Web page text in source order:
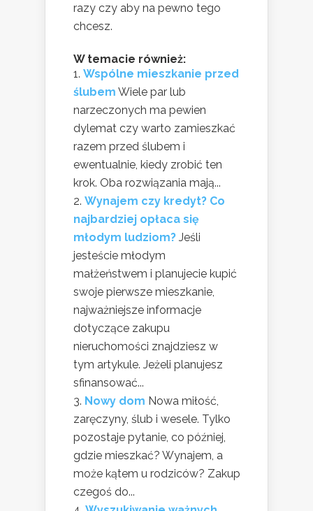
razy czy aby na pewno tego
chcesz.
W temacie również:
Wspólne mieszkanie przed
ślubem Wiele par lub
narzeczonych ma pewien
dylemat czy warto zamieszkać
razem przed ślubem i
ewentualnie, kiedy zrobić ten
krok. Oba rozwiązania mają...
Wynajem czy kredyt? Co
najbardziej opłaca się
młodym ludziom? Jeśli
jesteście młodym
małżeństwem i planujecie kupić
swoje pierwsze mieszkanie,
najważniejsze informacje
dotyczące zakupu
nieruchomości znajdziesz w
tym artykule. Jeżeli planujesz
sfinansować...
Nowy dom Nowa miłość,
zaręczyny, ślub i wesele. Tylko
pozostaje pytanie, co później,
gdzie mieszkać? Wynajem, a
może kątem u rodziców? Zakup
czegoś do...